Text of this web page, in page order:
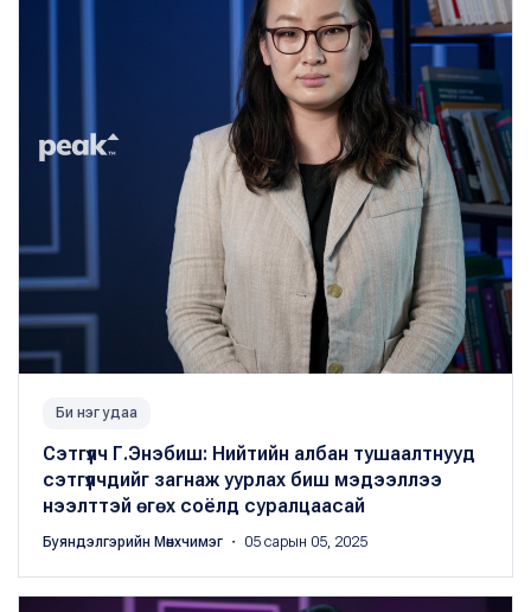
Би нэг удаа
Сэтгүүлч Г.Энэбиш: Нийтийн албан тушаалтнууд
сэтгүүлчдийг загнаж уурлах биш мэдээллээ
нээлттэй өгөх соёлд суралцаасай
Буяндэлгэрийн Мөнхчимэг ・ 05 сарын 05, 2025